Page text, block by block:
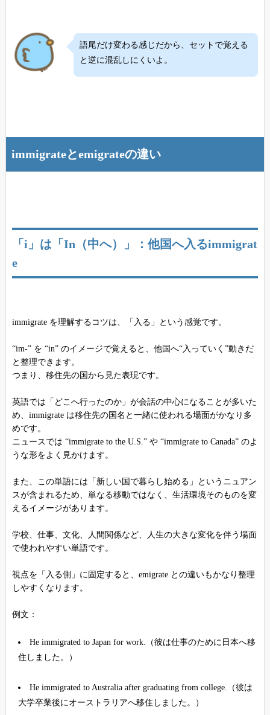
語尾だけ変わる感じだから、セットで覚える
と逆に混乱しにくいよ。
immigrateとemigrateの違い
「i」は「In（中へ）」：他国へ入るimmigrat
e
immigrate を理解するコツは、「入る」という感覚です。
“im-” を “in” のイメージで覚えると、他国へ“入っていく”動きだ
と整理できます。
つまり、移住先の国から見た表現です。
英語では「どこへ行ったのか」が会話の中心になることが多いた
め、immigrate は移住先の国名と一緒に使われる場面がかなり多
めです。
ニュースでは “immigrate to the U.S.” や “immigrate to Canada” のよ
うな形をよく見かけます。
また、この単語には「新しい国で暮らし始める」というニュアン
スが含まれるため、単なる移動ではなく、生活環境そのものを変
えるイメージがあります。
学校、仕事、文化、人間関係など、人生の大きな変化を伴う場面
で使われやすい単語です。
視点を「入る側」に固定すると、emigrate との違いもかなり整理
しやすくなります。
例文：
He immigrated to Japan for work.（彼は仕事のために日本へ移
住しました。）
He immigrated to Australia after graduating from college.（彼は
大学卒業後にオーストラリアへ移住しました。）